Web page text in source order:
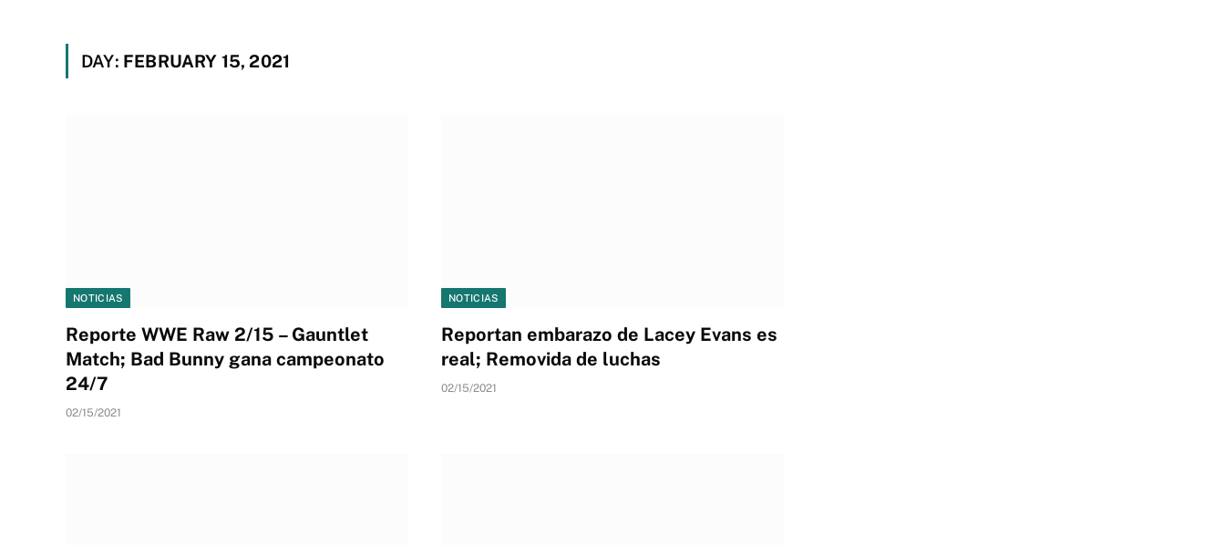
DAY: FEBRUARY 15, 2021
NOTICIAS
Reporte WWE Raw 2/15 – Gauntlet
Match; Bad Bunny gana campeonato
24/7
02/15/2021
NOTICIAS
Reportan embarazo de Lacey Evans es
real; Removida de luchas
02/15/2021